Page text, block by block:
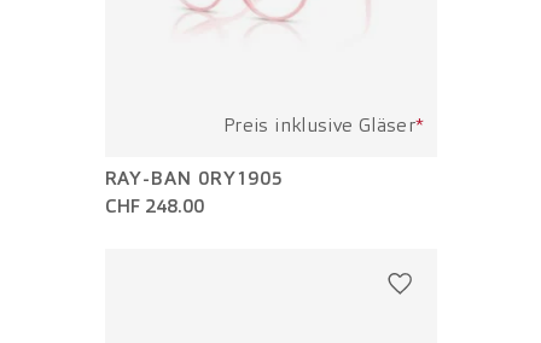
Preis inklusive Gläser*
RAY-BAN 0RY1905
CHF 248.00